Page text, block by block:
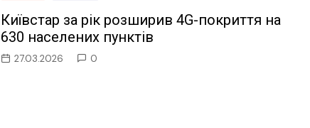
Київстар за рік розширив 4G-покриття на
630 населених пунктів
27.03.2026 0